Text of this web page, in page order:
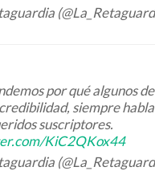
por qué algunos
siempre
suscriptores.
KiC2QKox44